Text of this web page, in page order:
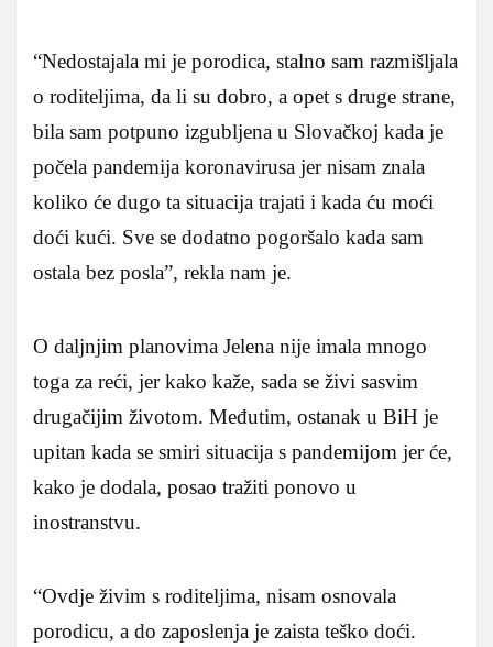
“Nedostajala mi je porodica, stalno sam razmišljala
o roditeljima, da li su dobro, a opet s druge strane,
bila sam potpuno izgubljena u Slovačkoj kada je
počela pandemija koronavirusa jer nisam znala
koliko će dugo ta situacija trajati i kada ću moći
doći kući. Sve se dodatno pogoršalo kada sam
ostala bez posla”, rekla nam je.
O daljnjim planovima Jelena nije imala mnogo
toga za reći, jer kako kaže, sada se živi sasvim
drugačijim životom. Međutim, ostanak u BiH je
upitan kada se smiri situacija s pandemijom jer će,
kako je dodala, posao tražiti ponovo u
inostranstvu.
“Ovdje živim s roditeljima, nisam osnovala
porodicu, a do zaposlenja je zaista teško doći.